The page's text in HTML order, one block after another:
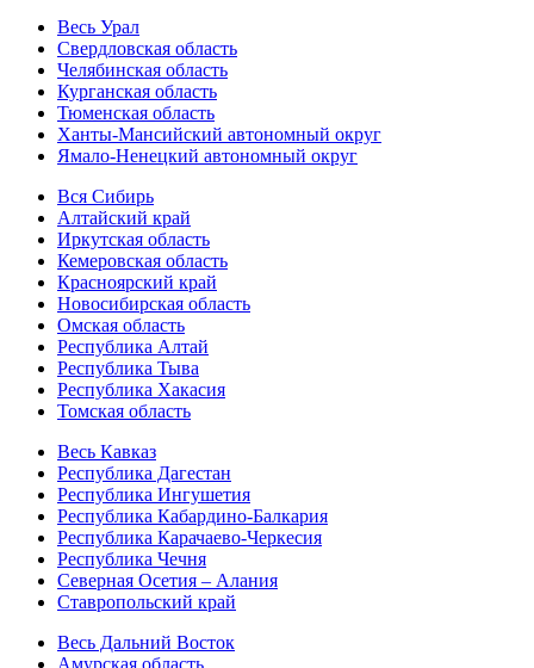
Весь Урал
Свердловская область
Челябинская область
Курганская область
Тюменская область
Ханты-Мансийский автономный округ
Ямало-Ненецкий автономный округ
Вся Сибирь
Алтайский край
Иркутская область
Кемеровская область
Красноярский край
Новосибирская область
Омская область
Республика Алтай
Республика Тыва
Республика Хакасия
Томская область
Весь Кавказ
Республика Дагестан
Республика Ингушетия
Республика Кабардино-Балкария
Республика Карачаево-Черкесия
Республика Чечня
Северная Осетия – Алания
Ставропольский край
Весь Дальний Восток
Амурская область